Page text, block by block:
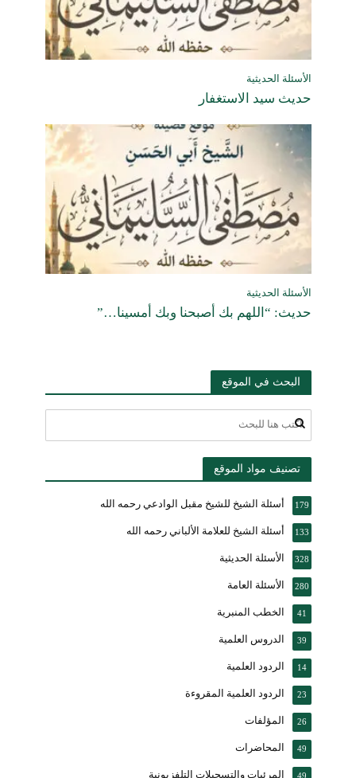
الأسئلة الحديثية
حديث سيد الاستغفار
الأسئلة الحديثية
حديث: “اللهم بك أصبحنا وبك أمسينا…”
البحث في الموقع
تصنيف مواد الموقع
أسئلة الشيخ للشيخ مقبل الوادعي رحمه الله 179
أسئلة الشيخ للعلامة الألباني رحمه الله 133
الأسئلة الحديثية 328
الأسئلة العامة 280
الخطب المنبرية 41
الدروس العلمية 39
الردود العلمية 14
الردود العلمية المقروءة 23
المؤلفات 26
المحاضرات 49
المرئيات والتسجيلات التلفزيونية 49